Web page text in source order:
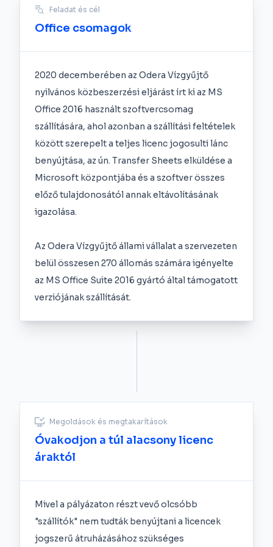
Feladat és cél
Office csomagok
2020 decemberében az Odera Vízgyűjtő
nyilvános közbeszerzési eljárást írt ki az MS
Office 2016 használt szoftvercsomag
szállítására, ahol azonban a szállítási feltételek
között szerepelt a teljes licenc jogosulti lánc
benyújtása, az ún. Transfer Sheets elküldése a
Microsoft központjába és a szoftver összes
előző tulajdonosától annak eltávolításának
igazolása.
Az Odera Vízgyűjtő állami vállalat a szervezeten
belül összesen 270 állomás számára igényelte
az MS Office Suite 2016 gyártó által támogatott
verziójának szállítását.
Megoldások és megtakarítások
Óvakodjon a túl alacsony licenc
áraktól
Mivel a pályázaton részt vevő olcsóbb
"szállítók" nem tudták benyújtani a licencek
jogszerű átruházásához szükséges